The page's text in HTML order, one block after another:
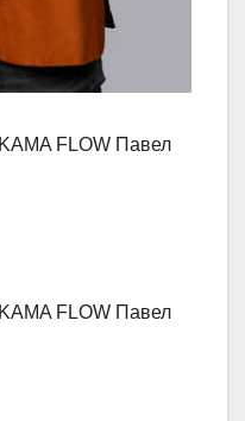
FLOW Павел
FLOW Павел